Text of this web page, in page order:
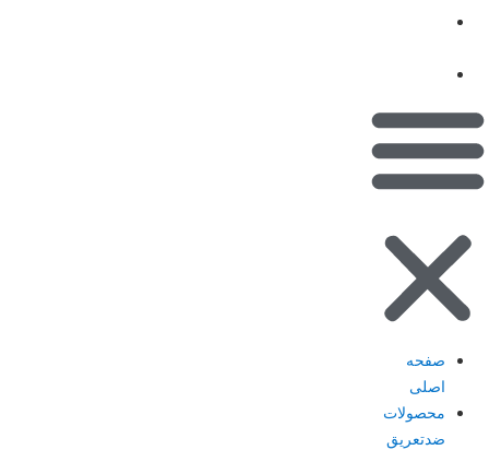
صفحه
اصلی
محصولات
ضدتعریق